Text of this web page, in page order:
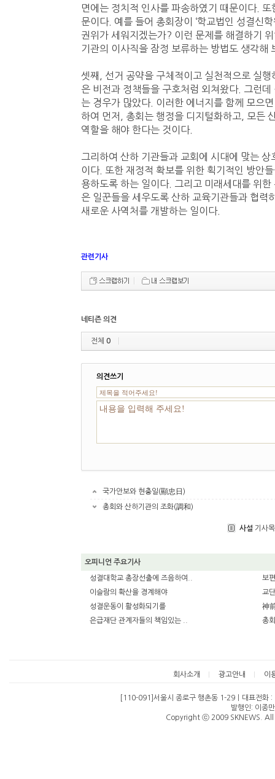
면에는 정치적 인사를 파송하였기 때문이다.
문이다. 예를 들어 총회장이 ‘학교법인 성결신
권위가 세워지겠는가? 이런 문제를 해결하기
기관의 이사직을 잠정 보류하는 방법도 생각해
셋째, 선거 공약을 구체적이고 실천적으로 실
은 비전과 정책들을 구호처럼 외쳐왔다. 그런
는 경우가 많았다. 이러한 에너지를 함께 모으
하여 먼저, 총회는 행정을 디지털화하고, 모든
역할을 해야 한다는 것이다.
그리하여 산하 기관들과 교회에 시대에 맞는
이다. 또한 재정적 확보를 위한 획기적인 방안
용하도록 하는 일이다. 그리고 미래세대를 위
은 일꾼들을 세우도록 산하 교육기관들과 협력
새로운 사역처를 개발하는 일이다.
관련기사
네티즌 의견
전체 0
의견쓰기
국가안보와 현충일(顯忠日)
총회와 산하기관의 조화(調和)
사설 기사
오피니언 주요기사
성결대학교 총장선출에 즈음하여..
보
이슬람의 확산을 경계해야
교
성결운동이 활성화되기를
神
은급재단 관계자들의 책임있는 ..
총
회사소개 광고안내 이
[110-091]서울시 종로구 행촌동 1-29ㅣ대표전
발행인: 이종
Copyright ⓒ 2009 SKNEWS.